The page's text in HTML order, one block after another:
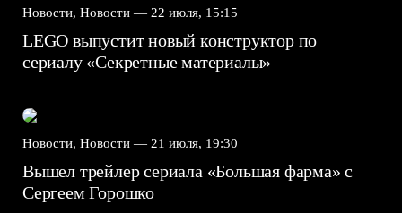
Новости, Новости — 22 июля, 15:15
LEGO выпустит новый конструктор по
сериалу «Секретные материалы»
Новости, Новости — 21 июля, 19:30
Вышел трейлер сериала «Большая фарма» с
Сергеем Горошко